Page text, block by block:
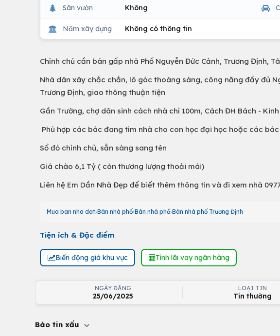
Sân vườn Không
Năm xây dựng Không có thông tin
Chính chủ cần bán gấp nhà Phố Nguyễn Đức Cảnh, Trương Định,
Nhà dân xây chắc chắn, lô góc thoáng sáng, công năng đầy đủ
Trương Định, giao thông thuận tiện
Gần Trường, chợ dân sinh cách nhà chỉ 100m, Cách ĐH Bách -
Phù hợp các bác đang tìm nhà cho con học đại học hoặc các
Sổ đỏ chính chủ, sẵn sàng sang tên
Giá chào 6,1 Tỷ ( còn thương lượng thoải mái)
Liên hệ Em Dần Nhà Đẹp để biết thêm thông tin và đi xem nhà
Mua ban nha dat Bán nhà phố Bán nhà phố Bán nhà phố Trương Định
Tiện ích & Đặc điểm
Biến động giá khu vực Tính lãi vay ngân hàng
NGÀY ĐĂNG
25/06/2025
LOẠI TIN
Tin thường
Báo tin xấu